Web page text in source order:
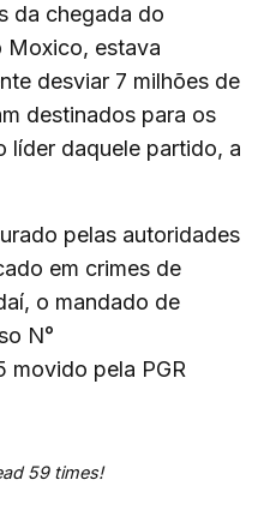
da chegada do
Moxico, estava
desviar 7 milhões de
destinados para os
líder daquele partido, a
pelas autoridades
em crimes de
o mandado de
N°
movido pela PGR
59 times!